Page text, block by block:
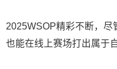
2025WSOP精彩不断，尽
也能在线上赛场打出属于